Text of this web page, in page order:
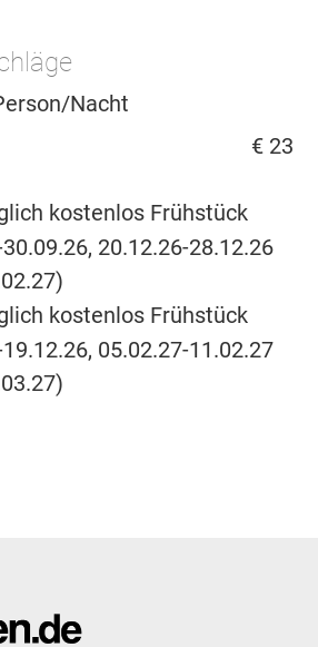
Nacht
€ 23
kostenlos Frühstück
20.12.26-28.12.26
kostenlos Frühstück
05.02.27-11.02.27